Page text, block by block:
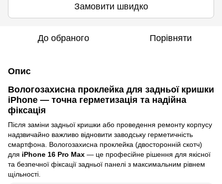
Замовити швидко
До обраного Порівняти
Опис
Вологозахисна проклейка для задньої кришки
iPhone — точна герметизація та надійна
фіксація
Після заміни задньої кришки або проведення ремонту корпусу
надзвичайно важливо відновити заводську герметичність
смартфона. Вологозахисна проклейка (двосторонній скотч)
для iPhone 16 Pro Max — це професійне рішення для якісної
та безпечної фіксації задньої панелі з максимальним рівнем
щільності.